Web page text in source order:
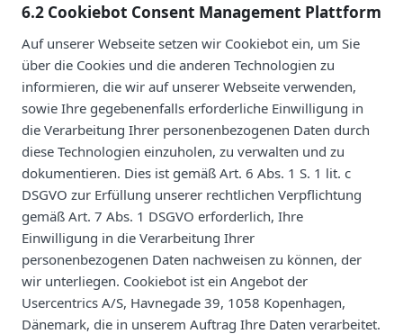
6.2 Cookiebot Consent Management Plattform
Auf unserer Webseite setzen wir Cookiebot ein, um Sie
über die Cookies und die anderen Technologien zu
informieren, die wir auf unserer Webseite verwenden,
sowie Ihre gegebenenfalls erforderliche Einwilligung in
die Verarbeitung Ihrer personenbezogenen Daten durch
diese Technologien einzuholen, zu verwalten und zu
dokumentieren. Dies ist gemäß Art. 6 Abs. 1 S. 1 lit. c
DSGVO zur Erfüllung unserer rechtlichen Verpflichtung
gemäß Art. 7 Abs. 1 DSGVO erforderlich, Ihre
Einwilligung in die Verarbeitung Ihrer
personenbezogenen Daten nachweisen zu können, der
wir unterliegen. Cookiebot ist ein Angebot der
Usercentrics A/S, Havnegade 39, 1058 Kopenhagen,
Dänemark, die in unserem Auftrag Ihre Daten verarbeitet.